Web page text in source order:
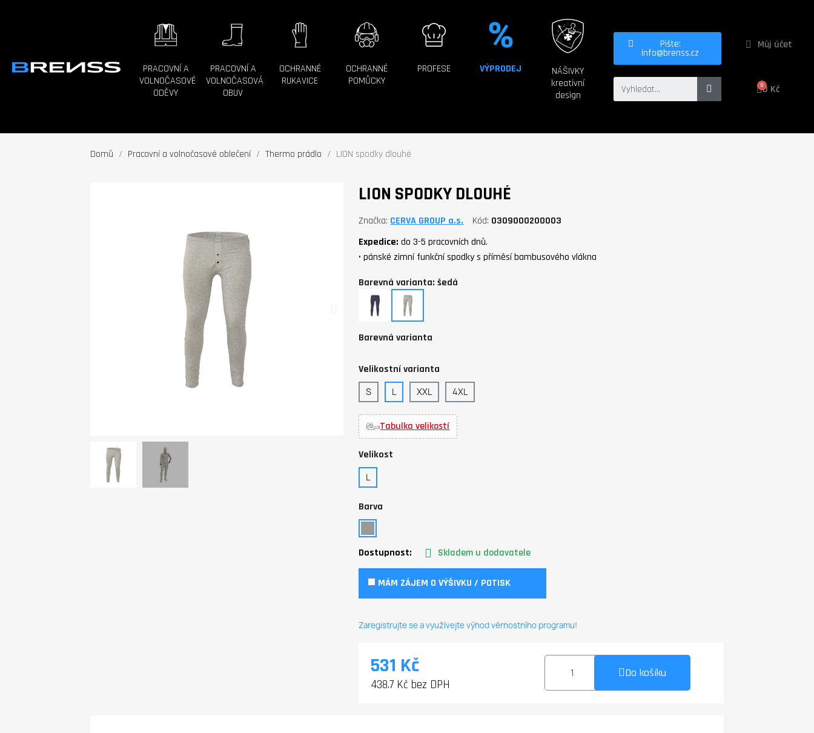
PRACOVNÍ A
VOLNOČASOVÉ
ODĚVY
PRACOVNÍ A
VOLNOČASOVÁ
OBUV
OCHRANNÉ
RUKAVICE
OCHRANNÉ
POMŮCKY
PROFESE VÝPRODEJ
NÁŠIVKY
kreativní
design
Pište:
info@brenss.cz
Můj účet
0 Kč
Domů Pracovní a volnočasové oblečení Thermo prádlo LION spodky dlouhé
LION SPODKY DLOUHÉ
Značka CERVA GROUP a.s. Kód 0309000200003
Expedice:do 3-5 pracovních dnů.
• pánské zimní funkční spodky s příměsí bambusového vlákna
Barevná varianta: šedá
navy šedá
Barevná varianta
Velikostní varianta
S L XXL 4XL
Tabulka velikostí
Velikost
L
Barva
Dostupnost: Skladem u dodavatele
MÁM ZÁJEM O VÝŠIVKU / POTISK
Zaregistrujte se a využívejte výhod věrnostního programu!
531 Kč
438.7 Kč bez DPH
Do košíku